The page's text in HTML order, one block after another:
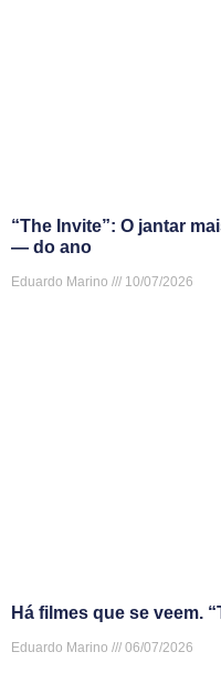
“The Invite”: O jantar
— do ano
Eduardo Marino 10/07/2026
Há filmes que se veem.
Eduardo Marino 06/07/2026